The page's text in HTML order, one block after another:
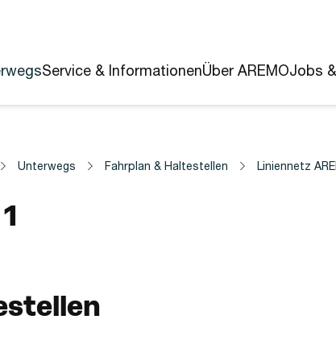
Service & InformationenÜber AREMOJobs
Unterwegs Fahrplan & Haltestellen Liniennetz
1